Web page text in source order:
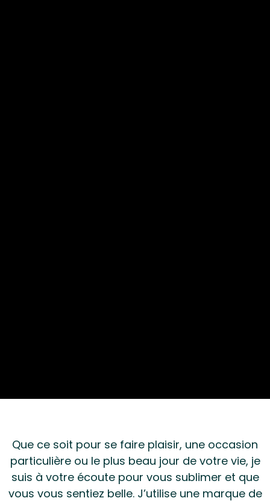
Que ce soit pour se faire plaisir, une occasion
particulière ou le plus beau jour de votre vie, je
suis à votre écoute pour vous sublimer et que
vous vous sentiez belle. J’utilise une marque de